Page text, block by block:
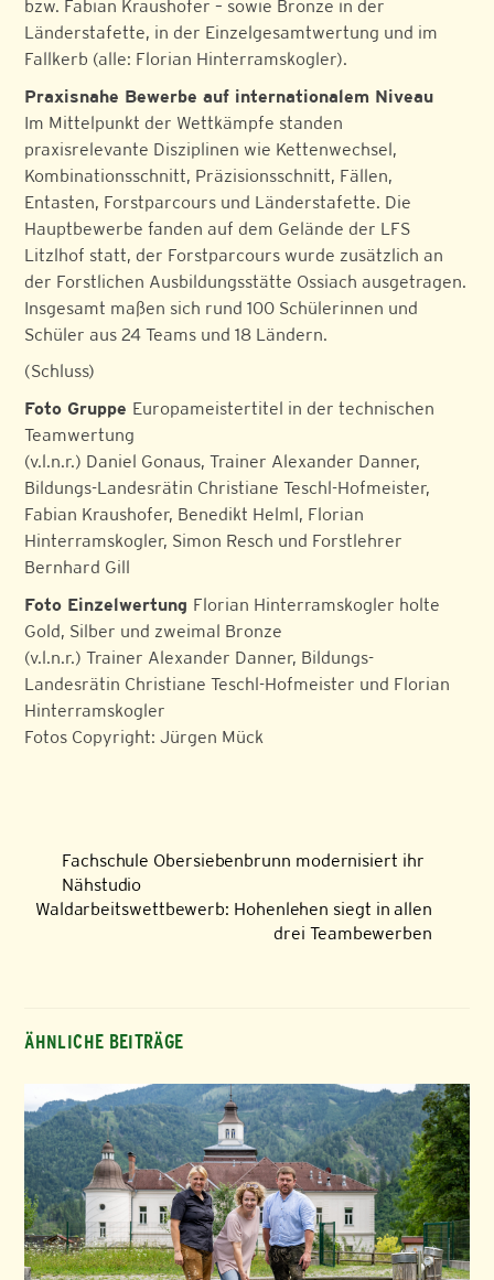
bzw. Fabian Kraushofer – sowie Bronze in der
Länderstafette, in der Einzelgesamtwertung und im
Fallkerb (alle: Florian Hinterramskogler).
Praxisnahe Bewerbe auf internationalem Niveau
Im Mittelpunkt der Wettkämpfe standen
praxisrelevante Disziplinen wie Kettenwechsel,
Kombinationsschnitt, Präzisionsschnitt, Fällen,
Entasten, Forstparcours und Länderstafette. Die
Hauptbewerbe fanden auf dem Gelände der LFS
Litzlhof statt, der Forstparcours wurde zusätzlich an
der Forstlichen Ausbildungsstätte Ossiach ausgetragen.
Insgesamt maßen sich rund 100 Schülerinnen und
Schüler aus 24 Teams und 18 Ländern.
(Schluss)
Foto Gruppe Europameistertitel in der technischen
Teamwertung
(v.l.n.r.) Daniel Gonaus, Trainer Alexander Danner,
Bildungs-Landesrätin Christiane Teschl-Hofmeister,
Fabian Kraushofer, Benedikt Helml, Florian
Hinterramskogler, Simon Resch und Forstlehrer
Bernhard Gill
Foto Einzelwertung Florian Hinterramskogler holte
Gold, Silber und zweimal Bronze
(v.l.n.r.) Trainer Alexander Danner, Bildungs-
Landesrätin Christiane Teschl-Hofmeister und Florian
Hinterramskogler
Fotos Copyright: Jürgen Mück
Fachschule Obersiebenbrunn modernisiert ihr
Nähstudio
Waldarbeitswettbewerb: Hohenlehen siegt in allen
drei Teambewerben
ÄHNLICHE BEITRÄGE